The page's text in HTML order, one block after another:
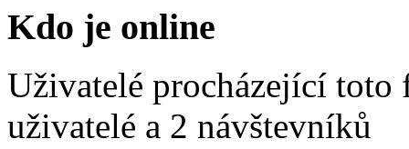
Kdo je online
Uživatelé procházející
uživatelé a 2 návštevníků